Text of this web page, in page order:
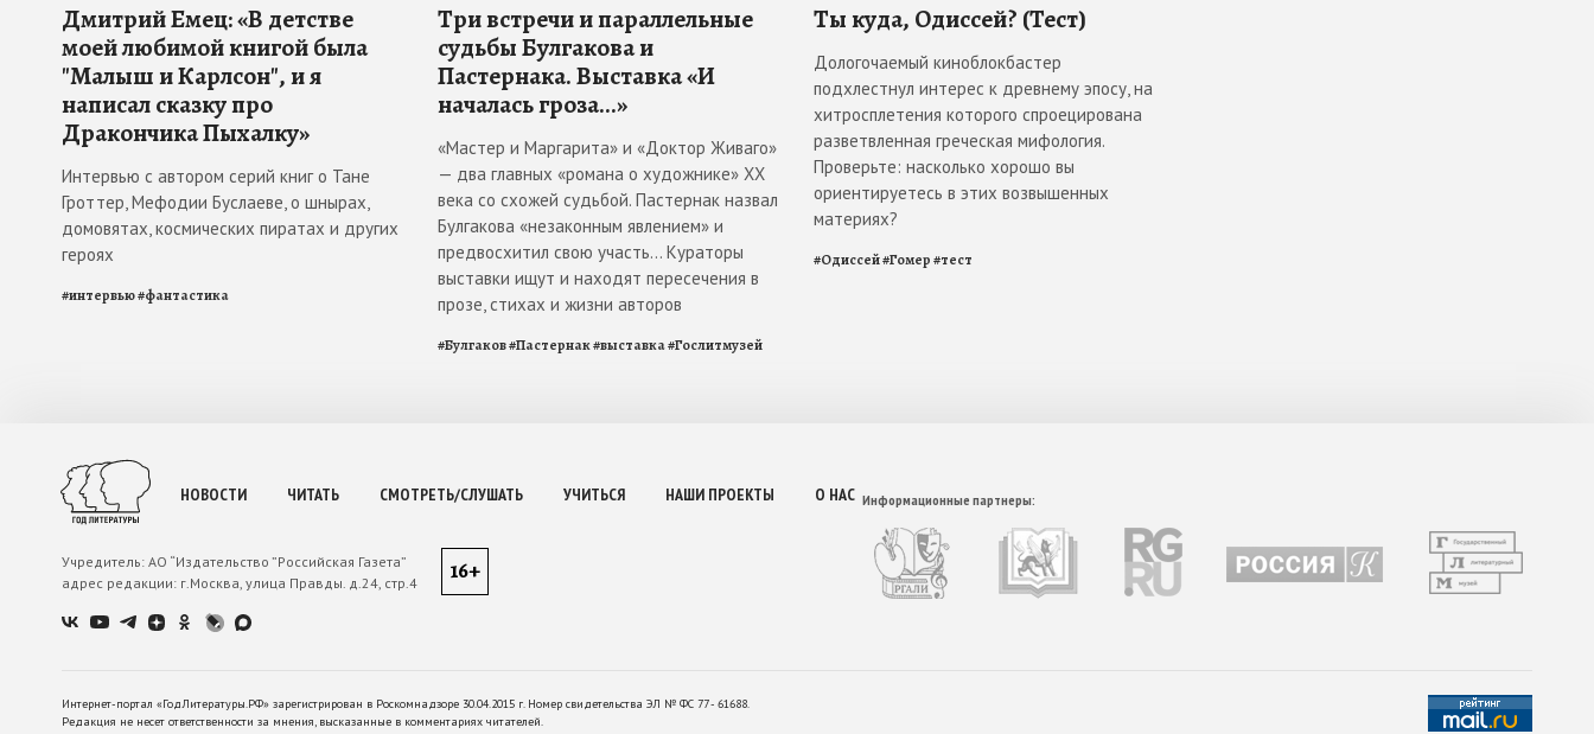
Дмитрий Емец: «В детстве
моей любимой книгой была
"Малыш и Карлсон", и я
написал сказку про
Дракончика Пыхалку»
Интервью с автором серий книг о Тане
Гроттер, Мефодии Буслаеве, о шнырах,
домовятах, космических пиратах и других
героях
#интервью#фантастика
Три встречи и параллельные
судьбы Булгакова и
Пастернака. Выставка «И
началась гроза...»
«Мастер и Маргарита» и «Доктор Живаго»
— два главных «романа о художнике» ХХ
века со схожей судьбой. Пастернак назвал
Булгакова «незаконным явлением» и
предвосхитил свою участь... Кураторы
выставки ищут и находят пересечения в
прозе, стихах и жизни авторов
#Булгаков#Пастернак#выставка#Гослитмузей
Ты куда, Одиссей? (Тест)
Дологочаемый киноблокбастер
подхлестнул интерес к древнему эпосу, на
хитросплетения которого спроецирована
разветвленная греческая мифология.
Проверьте: насколько хорошо вы
ориентируетесь в этих возвышенных
материях?
#Одиссей#Гомер#тест
НОВОСТИ ЧИТАТЬ СМОТРЕТЬ/СЛУШАТЬ УЧИТЬСЯ НАШИ ПРОЕКТЫ О НАС
Учредитель: АО “Издательство ”Российская Газета”
адрес редакции: г.Москва, улица Правды. д.24, стр.4
Информационные партнеры:
Интернет-портал «ГодЛитературы.РФ» зарегистрирован в Роскомнадзоре 30.04.2015 г. Номер свидетельства ЭЛ № ФС 77 - 61688.
Редакция не несет ответственности за мнения, высказанные в комментариях читателей.
16+